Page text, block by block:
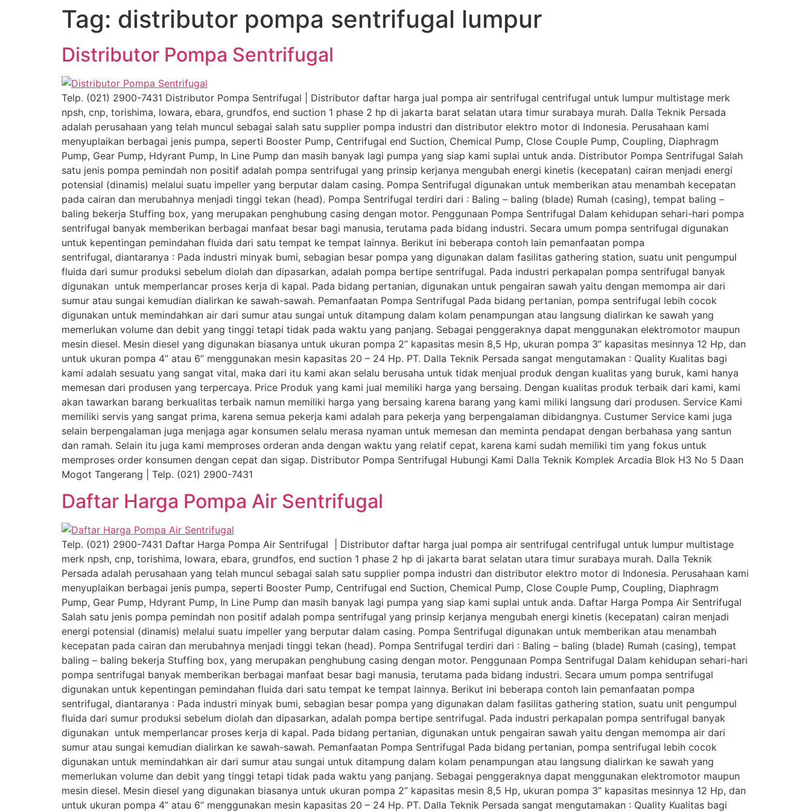
Tag: distributor pompa sentrifugal lumpur
Distributor Pompa Sentrifugal
Telp. (021) 2900-7431 Distributor Pompa Sentrifugal | Distributor daftar harga jual pompa air sentrifugal centrifugal untuk lumpur multistage merk
npsh, cnp, torishima, lowara, ebara, grundfos, end suction 1 phase 2 hp di jakarta barat selatan utara timur surabaya murah. Dalla Teknik Persada
adalah perusahaan yang telah muncul sebagai salah satu supplier pompa industri dan distributor elektro motor di Indonesia. Perusahaan kami
menyuplaikan berbagai jenis pumpa, seperti Booster Pump, Centrifugal end Suction, Chemical Pump, Close Couple Pump, Coupling, Diaphragm
Pump, Gear Pump, Hdyrant Pump, In Line Pump dan masih banyak lagi pumpa yang siap kami suplai untuk anda. Distributor Pompa Sentrifugal Salah
satu jenis pompa pemindah non positif adalah pompa sentrifugal yang prinsip kerjanya mengubah energi kinetis (kecepatan) cairan menjadi energi
potensial (dinamis) melalui suatu impeller yang berputar dalam casing. Pompa Sentrifugal digunakan untuk memberikan atau menambah kecepatan
pada cairan dan merubahnya menjadi tinggi tekan (head). Pompa Sentrifugal terdiri dari : Baling – baling (blade) Rumah (casing), tempat baling –
baling bekerja Stuffing box, yang merupakan penghubung casing dengan motor. Penggunaan Pompa Sentrifugal Dalam kehidupan sehari-hari pompa
sentrifugal banyak memberikan berbagai manfaat besar bagi manusia, terutama pada bidang industri. Secara umum pompa sentrifugal digunakan
untuk kepentingan pemindahan fluida dari satu tempat ke tempat lainnya. Berikut ini beberapa contoh lain pemanfaatan pompa
sentrifugal, diantaranya : Pada industri minyak bumi, sebagian besar pompa yang digunakan dalam fasilitas gathering station, suatu unit pengumpul
fluida dari sumur produksi sebelum diolah dan dipasarkan, adalah pompa bertipe sentrifugal. Pada industri perkapalan pompa sentrifugal banyak
digunakan untuk memperlancar proses kerja di kapal. Pada bidang pertanian, digunakan untuk pengairan sawah yaitu dengan memompa air dari
sumur atau sungai kemudian dialirkan ke sawah-sawah. Pemanfaatan Pompa Sentrifugal Pada bidang pertanian, pompa sentrifugal lebih cocok
digunakan untuk memindahkan air dari sumur atau sungai untuk ditampung dalam kolam penampungan atau langsung dialirkan ke sawah yang
memerlukan volume dan debit yang tinggi tetapi tidak pada waktu yang panjang. Sebagai penggeraknya dapat menggunakan elektromotor maupun
mesin diesel. Mesin diesel yang digunakan biasanya untuk ukuran pompa 2” kapasitas mesin 8,5 Hp, ukuran pompa 3” kapasitas mesinnya 12 Hp, dan
untuk ukuran pompa 4” atau 6” menggunakan mesin kapasitas 20 – 24 Hp. PT. Dalla Teknik Persada sangat mengutamakan : Quality Kualitas bagi
kami adalah sesuatu yang sangat vital, maka dari itu kami akan selalu berusaha untuk tidak menjual produk dengan kualitas yang buruk, kami hanya
memesan dari produsen yang terpercaya. Price Produk yang kami jual memiliki harga yang bersaing. Dengan kualitas produk terbaik dari kami, kami
akan tawarkan barang berkualitas terbaik namun memiliki harga yang bersaing karena barang yang kami miliki langsung dari produsen. Service Kami
memiliki servis yang sangat prima, karena semua pekerja kami adalah para pekerja yang berpengalaman dibidangnya. Custumer Service kami juga
selain berpengalaman juga menjaga agar konsumen selalu merasa nyaman untuk memesan dan meminta pendapat dengan berbahasa yang santun
dan ramah. Selain itu juga kami memproses orderan anda dengan waktu yang relatif cepat, karena kami sudah memiliki tim yang fokus untuk
memproses order konsumen dengan cepat dan sigap. Distributor Pompa Sentrifugal Hubungi Kami Dalla Teknik Komplek Arcadia Blok H3 No 5 Daan
Mogot Tangerang | Telp. (021) 2900-7431
Daftar Harga Pompa Air Sentrifugal
Telp. (021) 2900-7431 Daftar Harga Pompa Air Sentrifugal | Distributor daftar harga jual pompa air sentrifugal centrifugal untuk lumpur multistage
merk npsh, cnp, torishima, lowara, ebara, grundfos, end suction 1 phase 2 hp di jakarta barat selatan utara timur surabaya murah. Dalla Teknik
Persada adalah perusahaan yang telah muncul sebagai salah satu supplier pompa industri dan distributor elektro motor di Indonesia. Perusahaan kami
menyuplaikan berbagai jenis pumpa, seperti Booster Pump, Centrifugal end Suction, Chemical Pump, Close Couple Pump, Coupling, Diaphragm
Pump, Gear Pump, Hdyrant Pump, In Line Pump dan masih banyak lagi pumpa yang siap kami suplai untuk anda. Daftar Harga Pompa Air Sentrifugal
Salah satu jenis pompa pemindah non positif adalah pompa sentrifugal yang prinsip kerjanya mengubah energi kinetis (kecepatan) cairan menjadi
energi potensial (dinamis) melalui suatu impeller yang berputar dalam casing. Pompa Sentrifugal digunakan untuk memberikan atau menambah
kecepatan pada cairan dan merubahnya menjadi tinggi tekan (head). Pompa Sentrifugal terdiri dari : Baling – baling (blade) Rumah (casing), tempat
baling – baling bekerja Stuffing box, yang merupakan penghubung casing dengan motor. Penggunaan Pompa Sentrifugal Dalam kehidupan sehari-hari
pompa sentrifugal banyak memberikan berbagai manfaat besar bagi manusia, terutama pada bidang industri. Secara umum pompa sentrifugal
digunakan untuk kepentingan pemindahan fluida dari satu tempat ke tempat lainnya. Berikut ini beberapa contoh lain pemanfaatan pompa
sentrifugal, diantaranya : Pada industri minyak bumi, sebagian besar pompa yang digunakan dalam fasilitas gathering station, suatu unit pengumpul
fluida dari sumur produksi sebelum diolah dan dipasarkan, adalah pompa bertipe sentrifugal. Pada industri perkapalan pompa sentrifugal banyak
digunakan untuk memperlancar proses kerja di kapal. Pada bidang pertanian, digunakan untuk pengairan sawah yaitu dengan memompa air dari
sumur atau sungai kemudian dialirkan ke sawah-sawah. Pemanfaatan Pompa Sentrifugal Pada bidang pertanian, pompa sentrifugal lebih cocok
digunakan untuk memindahkan air dari sumur atau sungai untuk ditampung dalam kolam penampungan atau langsung dialirkan ke sawah yang
memerlukan volume dan debit yang tinggi tetapi tidak pada waktu yang panjang. Sebagai penggeraknya dapat menggunakan elektromotor maupun
mesin diesel. Mesin diesel yang digunakan biasanya untuk ukuran pompa 2” kapasitas mesin 8,5 Hp, ukuran pompa 3” kapasitas mesinnya 12 Hp, dan
untuk ukuran pompa 4” atau 6” menggunakan mesin kapasitas 20 – 24 Hp. PT. Dalla Teknik Persada sangat mengutamakan : Quality Kualitas bagi